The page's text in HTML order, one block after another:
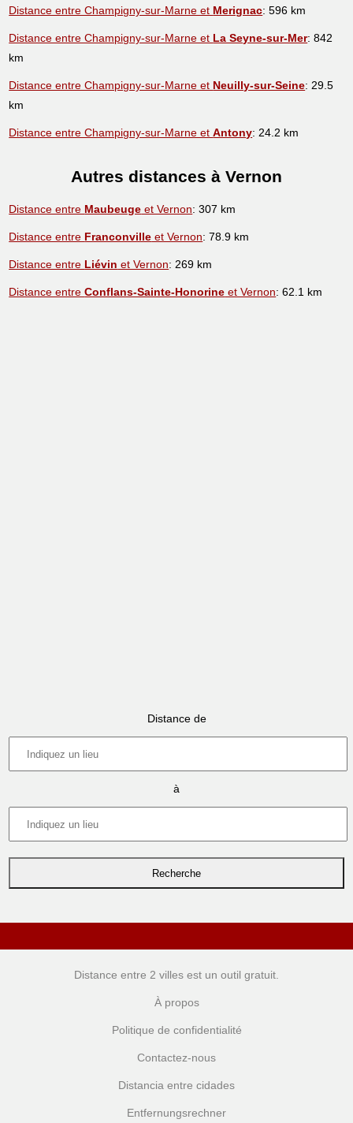
Distance entre Champigny-sur-Marne et Merignac: 596 km
Distance entre Champigny-sur-Marne et La Seyne-sur-Mer: 842
km
Distance entre Champigny-sur-Marne et Neuilly-sur-Seine: 29.5
km
Distance entre Champigny-sur-Marne etAntony: 24.2 km
Autres distances à Vernon
Distance entre Maubeuge et Vernon: 307 km
Distance entre Franconville et Vernon: 78.9 km
Distance entre Liévin et Vernon: 269 km
Distance entreConflans-Sainte-Honorine et Vernon: 62.1 km
Distance de
à
Distance entre 2 villes est un outil gratuit.
À propos
Politique de confidentialité
Contactez-nous
Distancia entre cidades
Entfernungsrechner